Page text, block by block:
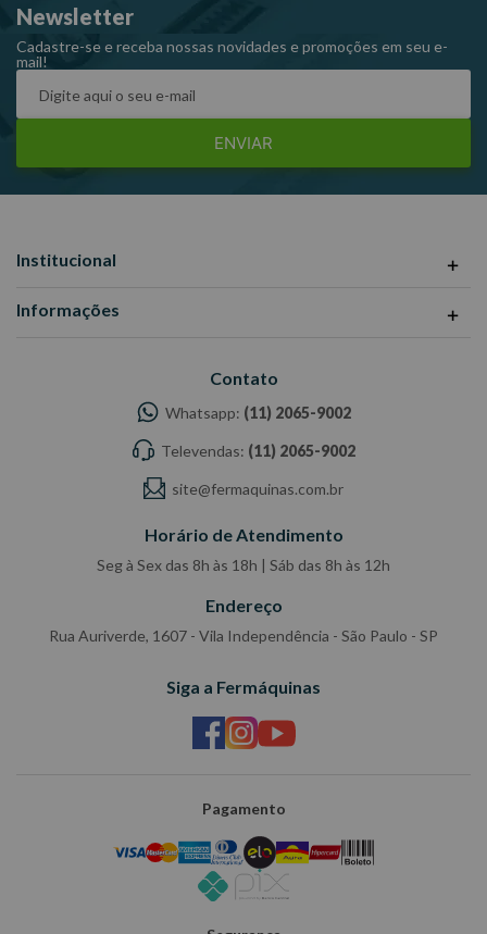
Newsletter
Cadastre-se e receba nossas novidades e promoções em seu e-
mail!
ENVIAR
Institucional
Informações
Contato
Whatsapp: (11) 2065-9002
Televendas: (11) 2065-9002
site@fermaquinas.com.br
Horário de Atendimento
Seg à Sex das 8h às 18h | Sáb das 8h às 12h
Endereço
Rua Auriverde, 1607 - Vila Independência - São Paulo - SP
Siga a Fermáquinas
Pagamento